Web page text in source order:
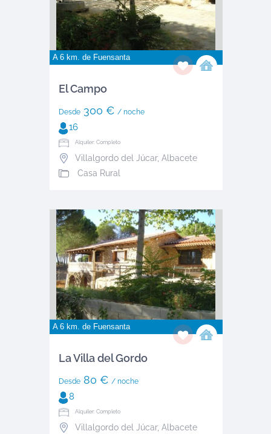
A 6 km. de Fuensanta
El Campo
Desde300 € / noche
16
Alquiler: Completo
Villalgordo del Júcar, Albacete
Casa Rural
A 6 km. de Fuensanta
La Villa del Gordo
Desde80 € / noche
8
Alquiler: Completo
Villalgordo del Júcar, Albacete